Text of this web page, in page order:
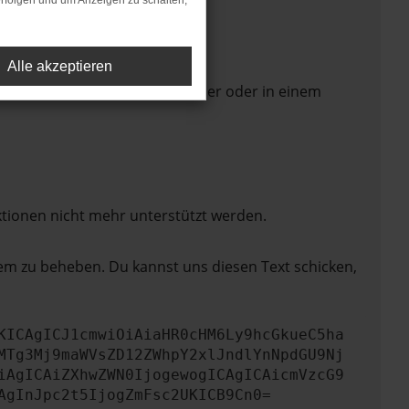
in einem anderen Browser oder in einem
nicht mehr unterstützt werden.
zu beheben. Du kannst uns diesen Text schicken,
Alle akzeptieren